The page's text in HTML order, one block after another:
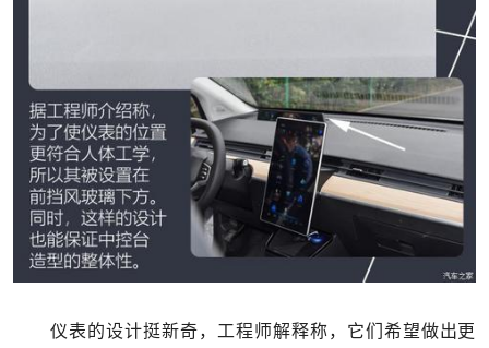
仪表的设计挺新奇，工程师解释称，它们希望做出更